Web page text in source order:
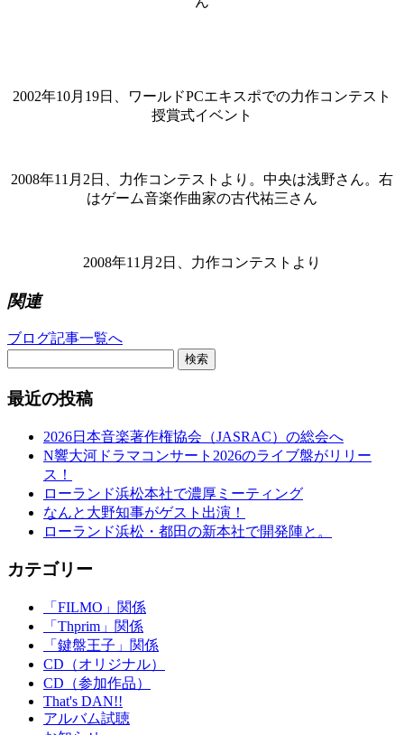
2002年10月19日、ワールドPCエキスポでの力作コンテスト
授賞式イベント
2008年11月2日、力作コンテストより。中央は浅野さん。右
はゲーム音楽作曲家の古代祐三さん
2008年11月2日、力作コンテストより
関連
ブログ記事一覧へ
検索
最近の投稿
2026日本音楽著作権協会（JASRAC）の総会へ
N響大河ドラマコンサート2026のライブ盤がリリー
ス！
ローランド浜松本社で濃厚ミーティング
なんと大野知事がゲスト出演！
ローランド浜松・都田の新本社で開発陣と。
カテゴリー
「FILMO」関係
「Thprim」関係
「鍵盤王子」関係
CD（オリジナル）
CD（参加作品）
That's DAN!!
アルバム試聴